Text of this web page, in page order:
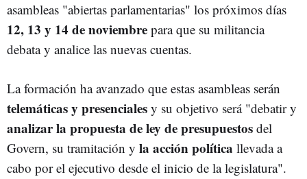
asambleas "abiertas parlamentarias" los próximos días
12, 13 y 14 de noviembre para que su militancia
debata y analice las nuevas cuentas.
La formación ha avanzado que estas asambleas serán
telemáticas y presenciales y su objetivo será "debatir y
analizar la propuesta de ley de presupuestos del
Govern, su tramitación y la acción política llevada a
cabo por el ejecutivo desde el inicio de la legislatura".